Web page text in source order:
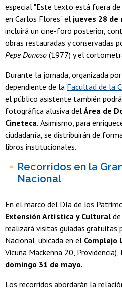
especial "Este texto está fuera
en Carlos Flores" el jueves 28 de
incluirá un cine-foro posterior,
obras restauradas y conservadas
Pepe Donoso (1977) y el
Durante la jornada, organizada
dependiente de la Facultad de la
el público asistente también
fotográfica alusiva del Área de
Cineteca. Asimismo, para
ciudadanía, se distribuirán de
libros institucionales.
Recorridos en la
Nacional
En el marco del Día de los
Extensión Artística y Cultural
realizará visitas guiadas gratuitas
Nacional, ubicada en el Complejo
Vicuña Mackenna 20,
domingo 31 de mayo.
Los recorridos abordarán la